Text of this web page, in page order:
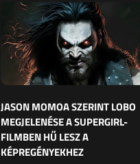
JASON MOMOA SZERINT LOBO
MEGJELENÉSE A SUPERGIRL-
FILMBEN HŰ LESZ A
KÉPREGÉNYEKHEZ